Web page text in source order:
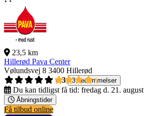
23,5 km
Hillerød Pava Center
Vølundsvej 8 3400 Hillerød
4,3
3 bedømmelser
Du kan tidligst få tid: fredag d. 21. august
Åbningstider
Få tilbud online